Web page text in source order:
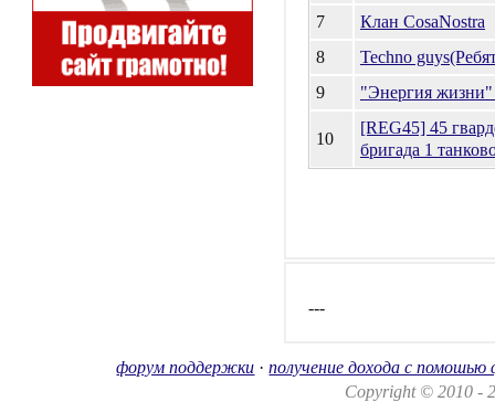
7
Клан CosaNostra
8
Techno
9
"Энергия
10
[REG45] 45
бригада 1
---
форум поддержки ·получение дохода с помошью
Copyright © 2010 -